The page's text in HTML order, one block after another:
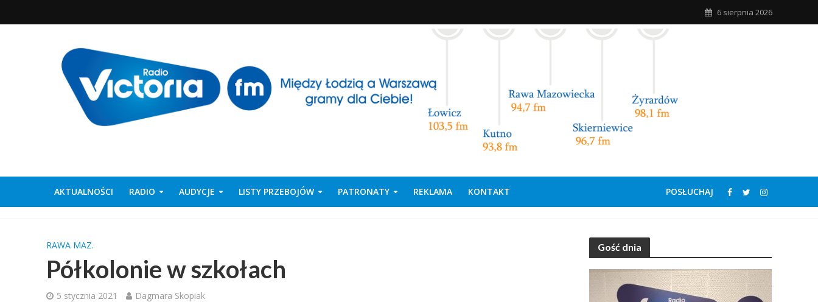
6 sierpnia 2026
AKTUALNOŚCI RADIO AUDYCJE LISTY PRZEBOJÓW PATRONATY REKLAMA KONTAKT POSŁUCHAJ
RAWA MAZ.
Półkolonie w szkołach
5 stycznia 2021 Dagmara Skopiak
Gość dnia